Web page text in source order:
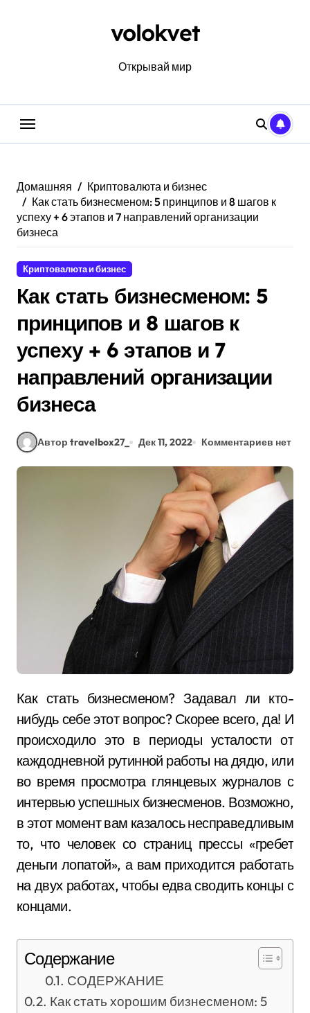
volokvet
Открывай мир
Домашняя
Криптовалюта и бизнес
Как стать бизнесменом: 5 принципов и 8 шагов к
успеху + 6 этапов и 7 направлений организации
бизнеса
Криптовалюта и бизнес
Как стать бизнесменом: 5
принципов и 8 шагов к
успеху + 6 этапов и 7
направлений организации
бизнеса
Автор travelbox27_ Дек 11, 2022 Комментариев нет
Как стать бизнесменом? Задавал ли кто-
нибудь себе этот вопрос? Скорее всего, да! И
происходило это в периоды усталости от
каждодневной рутинной работы на дядю, или
во время просмотра глянцевых журналов с
интервью успешных бизнесменов. Возможно,
в этот момент вам казалось несправедливым
то, что человек со страниц прессы «гребет
деньги лопатой», а вам приходится работать
на двух работах, чтобы едва сводить концы с
концами.
Содержание
СОДЕРЖАНИЕ
Как стать хорошим бизнесменом: 5